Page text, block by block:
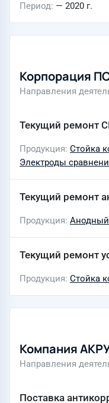
Период — 2020 г.
Корпорация
Направления
Текущий ремонт
Продукция Стойка
Электроды
Текущий ремонт
Продукция Анодный
Текущий ремонт
Продукция Стойка
Компания
Направления
Поставка